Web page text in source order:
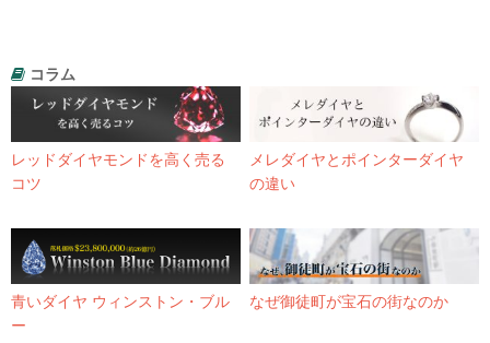
コラム
レッドダイヤモンドを高く売る
コツ
メレダイヤとポインターダイヤ
の違い
青いダイヤ ウィンストン・ブル
ー
なぜ御徒町が宝石の街なのか